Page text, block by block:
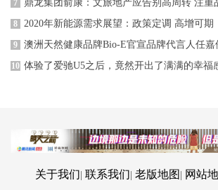
7 鼎龙集团俞康：文旅地产应告别高周转 注重
8 2020年新能源需求展望：政策定调 高增可期
9 澳洲天然健康品牌Bio-E官宣品牌代言人任嘉
10 体验了爱驰U5之后，竟然开出了满满的幸福
关于我们 联系我们 老版地图 网站